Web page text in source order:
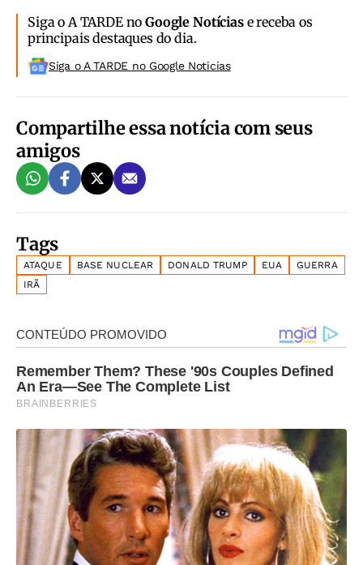
Siga o A TARDE noGoogle Notíciase receba os
principais destaques do dia.
Siga o A TARDE no Google Noticias
Compartilhe essa notícia com seus
amigos
Tags
ATAQUE BASE NUCLEAR DONALD TRUMP EUA
GUERRA
IRÃ